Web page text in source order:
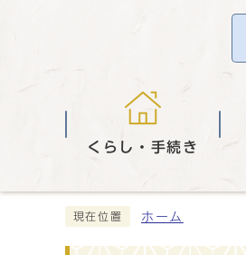
くらし・手続き
現在位置 ホーム